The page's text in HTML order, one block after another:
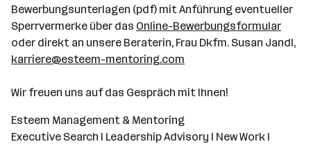
Bewerbungsunterlagen (pdf) mit Anführung eventueller
Sperrvermerke über das Online-Bewerbungsformular
oder direkt an unsere Beraterin, Frau Dkfm. Susan Jandl,
karriere@esteem-mentoring.com
Wir freuen uns auf das Gespräch mit Ihnen!
Esteem Management & Mentoring
Executive Search I Leadership Advisory I New Work I